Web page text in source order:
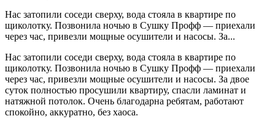
Нас затопили соседи сверху, вода стояла в квартире по
щиколотку. Позвонила ночью в Сушку Профф — приехали
через час, привезли мощные осушители и насосы. За...
Нас затопили соседи сверху, вода стояла в квартире по
щиколотку. Позвонила ночью в Сушку Профф — приехали
через час, привезли мощные осушители и насосы. За двое
суток полностью просушили квартиру, спасли ламинат и
натяжной потолок. Очень благодарна ребятам, работают
спокойно, аккуратно, без хаоса.